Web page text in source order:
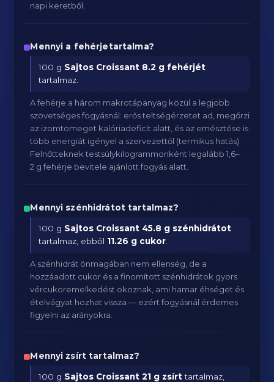
napi keretből.
Mennyi a fehérjetartalma?
100 g Sajtos Croissant 8.2 g fehérjét
tartalmaz.
A fehérje a három makrotápanyag közül a legjobb
szövetséges fogyásnál: erős teltségérzetet ad, megőrzi
az izomtömeget kalóriadeficit alatt, és az emésztése is
több energiát igényel a szervezettől (termikus hatás).
Felnőtteknek testsúlykilogrammonként legalább 1,6–
2 g fehérje bevitele ajánlott fogyás alatt.
Mennyi szénhidrátot tartalmaz?
100 g Sajtos Croissant 45.8 g szénhidrátot
tartalmaz, ebből 11.26 g cukor
A szénhidrát önmagában nem ellenség, de a
hozzáadott cukor és a finomított szénhidrátok gyors
vércukoremelkedést okoznak, ami hamar éhséget és
ételvágyat hozhat vissza — ezért fogyásnál érdemes
figyelni az arányokra.
Mennyi zsírt tartalmaz?
100 g Sajtos Croissant 21 g zsírttartalmaz,